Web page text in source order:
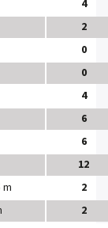
4
2
0
0
4
6
6
12
2
2